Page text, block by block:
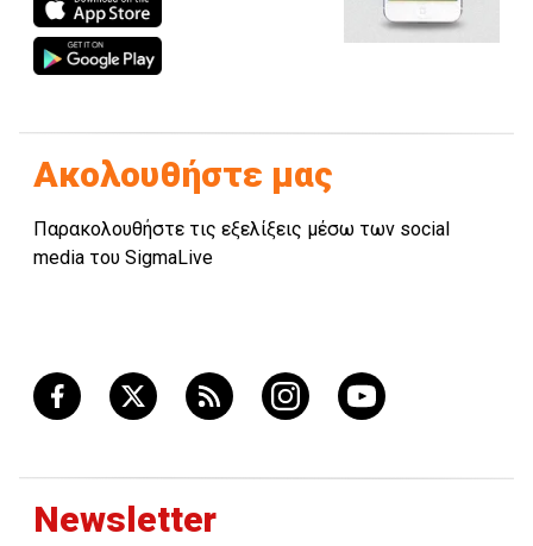
Ακολουθήστε μας
Παρακολουθήστε τις εξελίξεις μέσω των social
media του SigmaLive
Newsletter